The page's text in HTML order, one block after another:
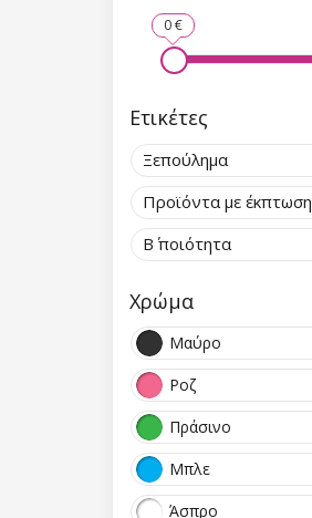
0 €
Ετικέτες
Ξεπούλημα
Προϊόντα με έκπτωση
Β΄ ποιότητα
Χρώμα
Μαύρο
Ροζ
Πράσινο
Μπλε
Άσπρο